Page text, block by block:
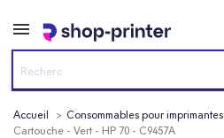
Accueil
Consommables pour imprimantes
Cartouche - Vert - HP 70 - C9457A